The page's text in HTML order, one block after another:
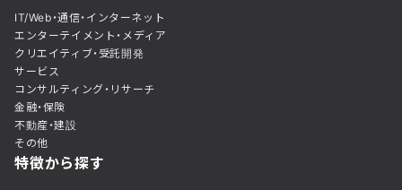
IT/Web・通信・インターネット
エンターテイメント・メディア
クリエイティブ・受託開発
サービス
コンサルティング・リサーチ
金融・保険
不動産・建設
その他
特徴から探す